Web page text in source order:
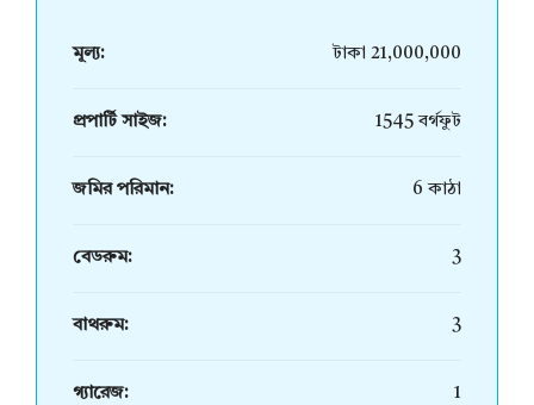
মূল্য: টাকা 21,000,000
প্রপার্টি সাইজ: 1545 বর্গফুট
জমির পরিমান: 6 কাঠা
বেডরুম: 3
বাথরুম: 3
গ্যারেজ: 1